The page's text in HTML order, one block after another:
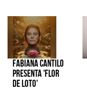
Fabiana Cantilo
presenta 'Flor
de Loto'